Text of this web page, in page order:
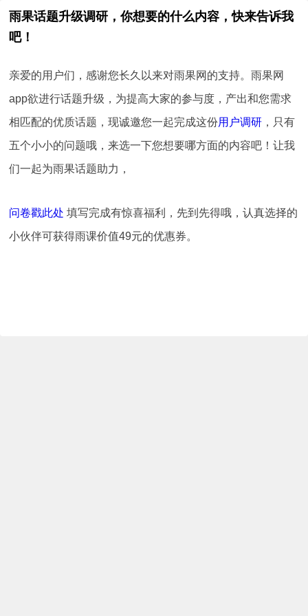
雨果话题升级调研，你想要的什么内容，快来告诉我
吧！
亲爱的用户们，感谢您长久以来对雨果网的支持。雨果网
app欲进行话题升级，为提高大家的参与度，产出和您需求
相匹配的优质话题，现诚邀您一起完成这份用户调研 ，只有
五个小小的问题哦，来选一下您想要哪方面的内容吧！让我
们一起为雨果话题助力，
问卷戳此处 填写完成有惊喜福利，先到先得哦，认真选择的
小伙伴可获得雨课价值49元的优惠券。